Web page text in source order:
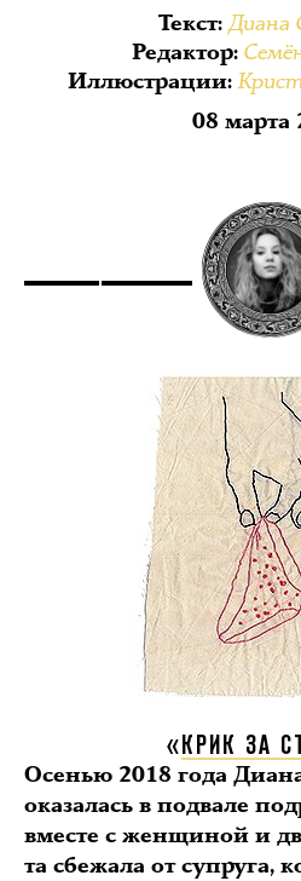
Текст:Диана
Редактор:
Иллюстрации:
08 марта
« КРИК ЗА
Осенью 2018 года
оказалась в подвале
вместе с женщиной и
та сбежала от супруга,